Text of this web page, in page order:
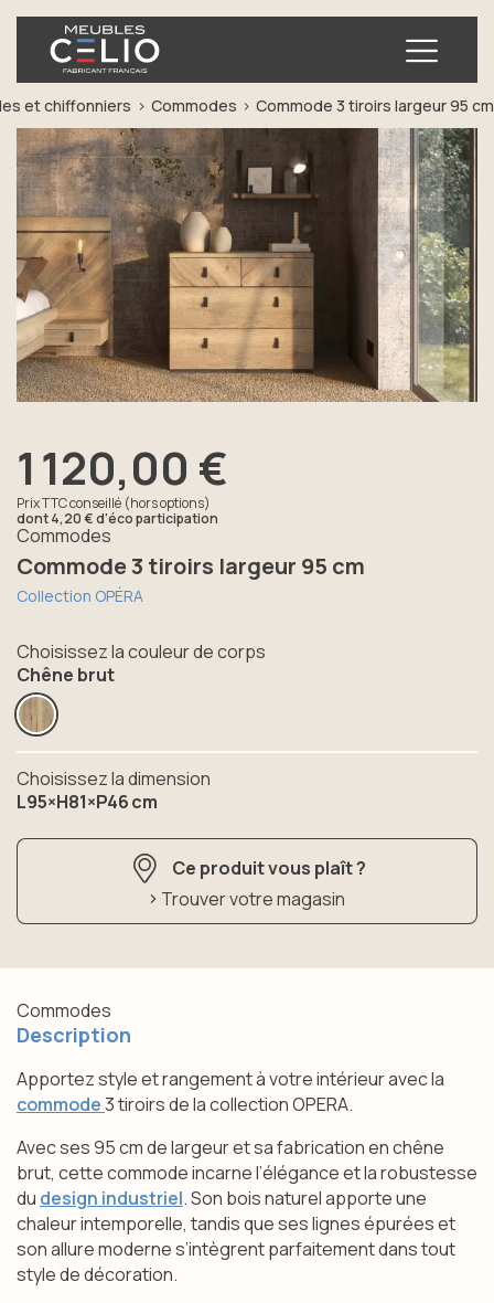
et chiffonniers Commodes Commode 3 tiroirs largeur 95 cm
Précédent
Commodes
Commode 3 tiroirs largeur 95 cm
Collection OPÉRA
1 120,00 €
Prix TTC conseillé (hors options)
dont4,20 €d'éco participation
Choisissez la couleur de corps
Chêne brut
Choisissez la dimension
L95×H81×P46 cm
Ce produit vous plaît ?
Trouver votre magasin
Commodes
Description
Apportez style et rangement à votre intérieur avec la
commode3 tiroirs de la collection OPERA.
Avec ses 95 cm de largeur et sa fabrication en chêne
brut, cette commode incarne l’élégance et la robustesse
du design industriel. Son bois naturel apporte une
chaleur intemporelle, tandis que ses lignes épurées et
son allure moderne s’intègrent parfaitement dans tout
style de décoration.